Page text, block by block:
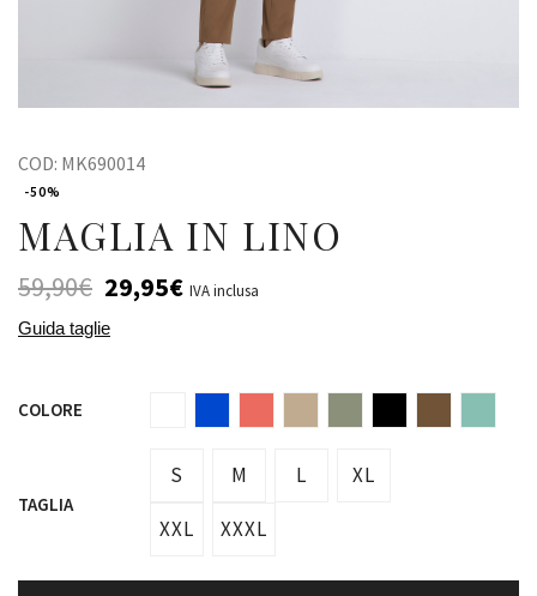
COD: MK690014
-50%
MAGLIA IN LINO
59,90€ 29,95€ IVA inclusa
Guida taglie
COLORE
TAGLIA
S M L XL
XXL XXXL